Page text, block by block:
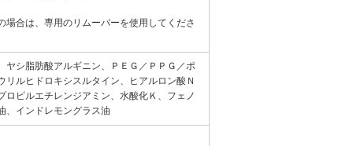
合は、専用のリムーバーを使用してくださ
ヤシ脂肪酸アルギニン、ＰＥＧ／ＰＰＧ／ポ
ルヒドロキシスルタイン、ヒアルロン酸Ｎ
ピルエチレンジアミン、水酸化Ｋ、フェノ
、インドレモングラス油